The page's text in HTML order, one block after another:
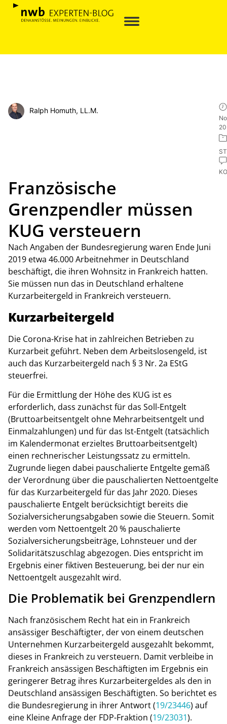
Ralph Homuth, LL.M.
Französische
Grenzpendler müssen
KUG versteuern
Nach Angaben der Bundesregierung waren Ende Juni
2019 etwa 46.000 Arbeitnehmer in Deutschland
beschäftigt, die ihren Wohnsitz in Frankreich hatten.
Sie müssen nun das in Deutschland erhaltene
Kurzarbeitergeld in Frankreich versteuern.
Kurzarbeitergeld
Die Corona-Krise hat in zahlreichen Betrieben zu
Kurzarbeit geführt. Neben dem Arbeitslosengeld, ist
auch das Kurzarbeitergeld nach § 3 Nr. 2a EStG
steuerfrei.
Für die Ermittlung der Höhe des KUG ist es
erforderlich, dass zunächst für das Soll-Entgelt
(Bruttoarbeitsentgelt ohne Mehrarbeitsentgelt und
Einmalzahlungen) und für das Ist-Entgelt (tatsächlich
im Kalendermonat erzieltes Bruttoarbeitsentgelt)
einen rechnerischer Leistungssatz zu ermitteln.
Zugrunde liegen dabei pauschalierte Entgelte gemäß
der Verordnung über die pauschalierten Nettoentgelte
für das Kurzarbeitergeld für das Jahr 2020. Dieses
pauschalierte Entgelt berücksichtigt bereits die
Sozialversicherungsabgaben sowie die Steuern. Somit
werden vom Nettoentgelt 20 % pauschalierte
Sozialversicherungsbeiträge, Lohnsteuer und der
Solidaritätszuschlag abgezogen. Dies entspricht im
Ergebnis einer fiktiven Besteuerung, bei der nur ein
Nettoentgelt ausgezahlt wird.
Die Problematik bei Grenzpendlern
Nach französischem Recht hat ein in Frankreich
ansässiger Beschäftigter, der von einem deutschen
Unternehmen Kurzarbeitergeld ausgezahlt bekommt,
dieses in Frankreich zu versteuern. Damit verbleibe in
Frankreich ansässigen Beschäftigten im Ergebnis ein
geringerer Betrag ihres Kurzarbeitergeldes als den in
Deutschland ansässigen Beschäftigten. So berichtet es
die Bundesregierung in ihrer Antwort (19/23446) auf
eine Kleine Anfrage der FDP-Fraktion (19/23031).